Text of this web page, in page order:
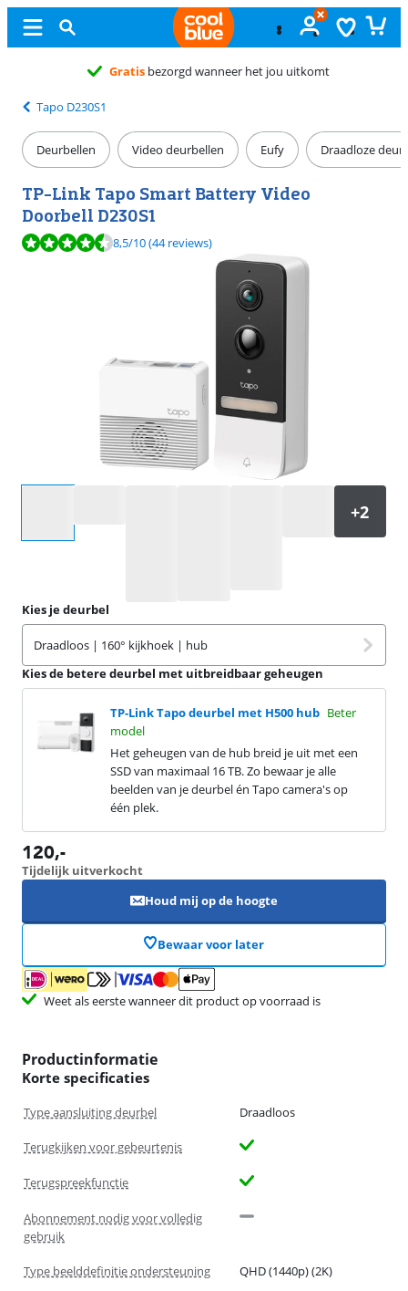
Gratisruilen
Tapo D230S1
Deurbellen Video deurbellen Eufy Draadloze
TP-Link Tapo Smart Battery Video
Doorbell D230S1
Beoordeling is 8,5 van de 10, gebaseerd op 44 reviews.
8,5/10(44 reviews)
Kies je deurbel
Draadloos | 160° kijkhoek | hub
Kies de betere deurbel met uitbreidbaar geheugen
TP-Link Tapo deurbel met H500 hub Beter
model
Het geheugen van de hub breid je uit met een
SSD van maximaal 16 TB. Zo bewaar je alle
beelden van je deurbel én Tapo camera's op
één plek.
120,-
Tijdelijk uitverkocht
Houd mij op de hoogte
Bewaar voor later
Weet als eerste wanneer dit product op voorraad is
Productinformatie
Korte specificaties
Type aansluiting deurbel Draadloos
Terugkijken voor gebeurtenis
Terugspreekfunctie
Abonnement nodig voor volledig
gebruik
Type beelddefinitie ondersteuning QHD (1440p) (2K)